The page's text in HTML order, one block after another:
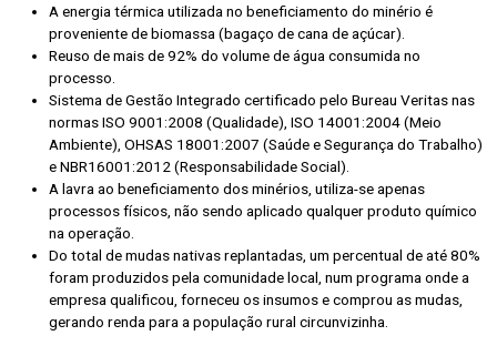
A energia térmica utilizada no beneficiamento do minério é
proveniente de biomassa (bagaço de cana de açúcar).
Reuso de mais de 92% do volume de água consumida no
processo.
Sistema de Gestão Integrado certificado pelo Bureau Veritas nas
normas ISO 9001:2008 (Qualidade), ISO 14001:2004 (Meio
Ambiente), OHSAS 18001:2007 (Saúde e Segurança do Trabalho)
e NBR16001:2012 (Responsabilidade Social).
A lavra ao beneficiamento dos minérios, utiliza-se apenas
processos físicos, não sendo aplicado qualquer produto químico
na operação.
Do total de mudas nativas replantadas, um percentual de até 80%
foram produzidos pela comunidade local, num programa onde a
empresa qualificou, forneceu os insumos e comprou as mudas,
gerando renda para a população rural circunvizinha.